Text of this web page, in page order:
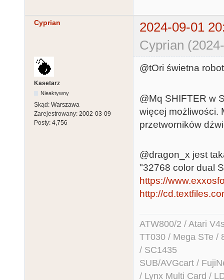
Cyprian
2024-09-01
Cyprian
Kasetarz
Nieaktywny
Skąd: Warszawa
Zarejestrowany: 2002-03-09
Posty: 4,756
@tOri świetna
@Mq SHIFTER w
więcej możliwości.
przetworników
@dragon_x jest
"32768 color dual
https://
http://
ATW800/2 / Atari
TT030 / Mega STe /
/ SC1435
SUB/AVGcart /
/ Lynx Multi Card /